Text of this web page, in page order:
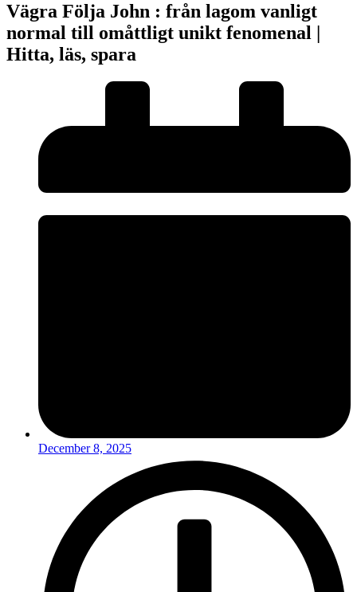
Vägra Följa John : från lagom vanligt
normal till omåttligt unikt fenomenal |
Hitta, läs, spara
December 8, 2025